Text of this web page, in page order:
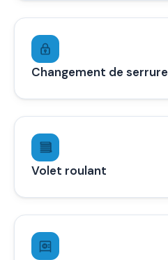
Changement de serrure
Volet roulant